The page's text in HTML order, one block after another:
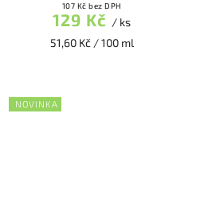
107 Kč bez DPH
129 Kč / ks
51,60 Kč / 100 ml
NOVINKA